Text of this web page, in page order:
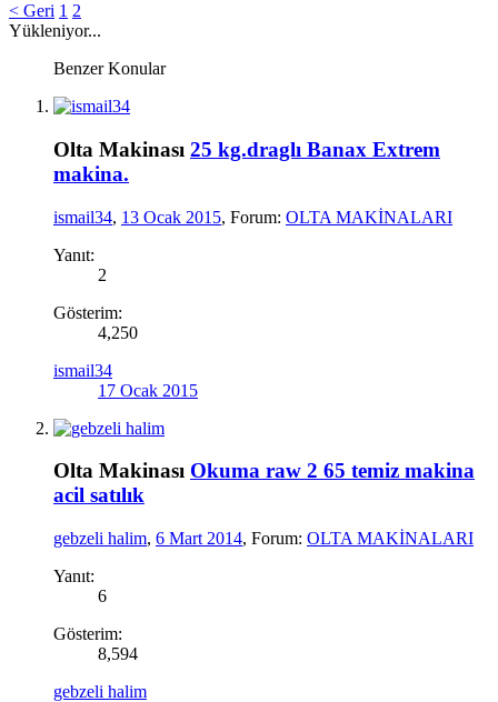
< Geri 1 2
Yükleniyor...
Benzer Konular
Olta Makinası 25 kg.draglı Banax Extrem
makina.
ismail34, 13 Ocak 2015, Forum: OLTA MAKİNALARI
Yanıt:
2
Gösterim:
4,250
ismail34
17 Ocak 2015
Olta Makinası Okuma raw 2 65 temiz makina
acil satılık
gebzeli halim, 6 Mart 2014, Forum: OLTA MAKİNALARI
Yanıt:
6
Gösterim:
8,594
gebzeli halim